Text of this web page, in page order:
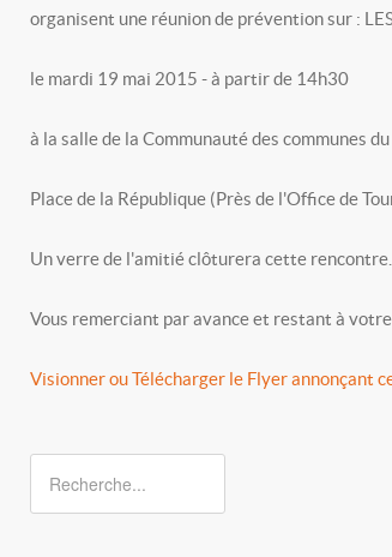
organisent une réunion de prévention sur :
le mardi 19 mai 2015 - à partir de 14h30
à la salle de la Communauté des communes
Place de la République (Près de l'Office de
Un verre de l'amitié clôturera cette
Vous remerciant par avance et restant à
Visionner ou Télécharger le Flyer annonçant